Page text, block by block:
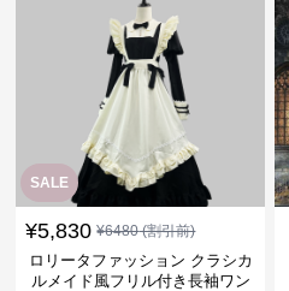
SALE
¥5,830 ¥6480(割引前)
ロリータファッション クラシカ
ルメイド風フリル付き長袖ワン